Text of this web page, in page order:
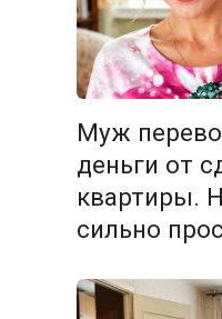
Муж
деньги от
квартиры.
сильно